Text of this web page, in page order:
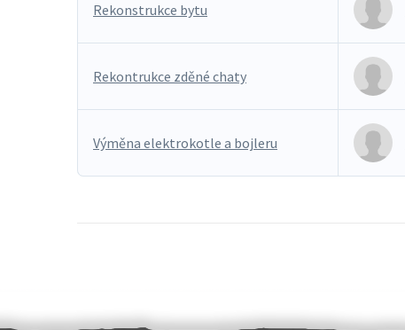
Rekonstrukce bytu
Rekontrukce zděné chaty
Výměna elektrokotle a bojleru